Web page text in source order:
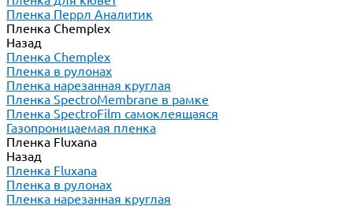
Пленка Перрл Аналитик
Пленка Chemplex
Назад
Пленка Chemplex
Пленка в рулонах
Пленка нарезанная круглая
Пленка SpectroMembrane в рамке
Пленка SpectroFilm самоклеящаяся
Газопроницаемая пленка
Пленка Fluxana
Назад
Пленка Fluxana
Пленка в рулонах
Пленка нарезанная круглая